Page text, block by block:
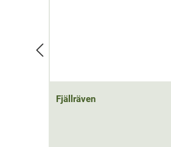
Fjällräven